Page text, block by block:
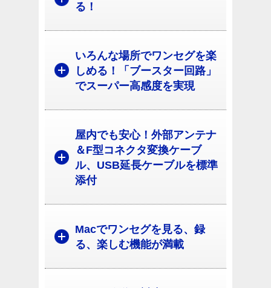
る！
いろんな場所でワンセグを楽
しめる！「ブースター回路」
でスーパー高感度を実現
屋内でも安心！外部アンテナ
＆F型コネクタ変換ケーブ
ル、USB延長ケーブルを標準
添付
Macでワンセグを見る、録
る、楽しむ機能が満載